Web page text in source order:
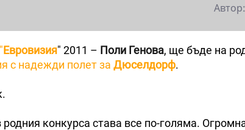
Евровизия" 2011 – Поли Генова, ще бъде на
с надежди полет за Дюселдорф.
конкурса става все по-голяма.